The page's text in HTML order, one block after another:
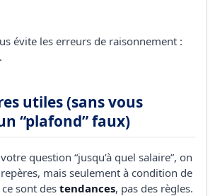
évite les erreurs de raisonnement :
.
utiles (sans vous
“plafond” faux)
question “jusqu’à quel salaire”, on
mais seulement à condition de
sont des tendances, pas des règles.